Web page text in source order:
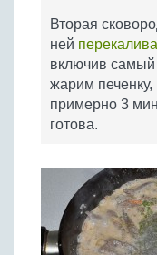
Вторая
ней
включив самый
жарим
примерно 3
готова.